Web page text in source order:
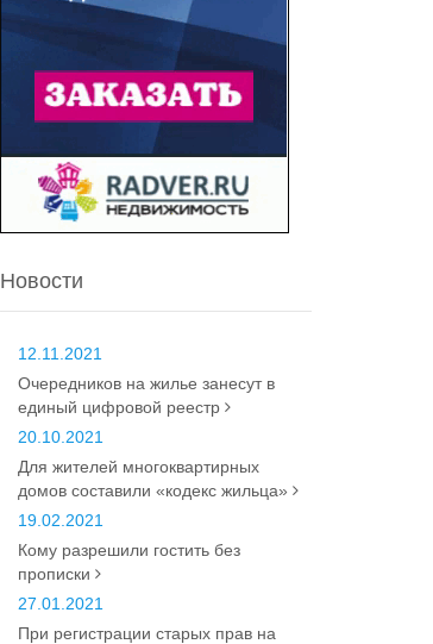
Новости
12.11.2021
Очередников на жилье занесут в
единый цифровой реестр
20.10.2021
Для жителей многоквартирных
домов составили «кодекс жильца»
19.02.2021
Кому разрешили гостить без
прописки
27.01.2021
При регистрации старых прав на